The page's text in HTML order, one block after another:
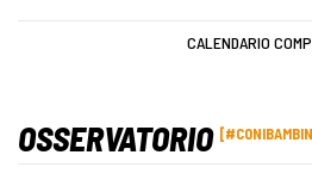
CALENDARIO
OSSERVATORIO